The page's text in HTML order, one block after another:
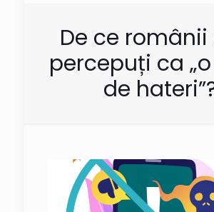
De ce
percepuți ca
de